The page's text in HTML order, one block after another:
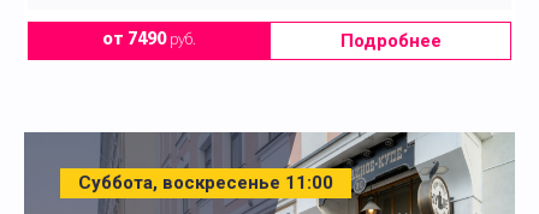
от 7490руб. Подробнее
Суббота, воскресенье 11:00